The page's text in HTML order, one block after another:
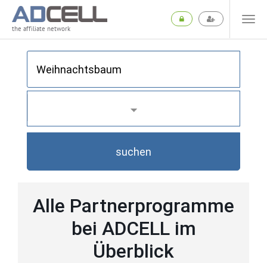
the affiliate network
suchen
Alle Partnerprogramme
bei ADCELL im
Überblick